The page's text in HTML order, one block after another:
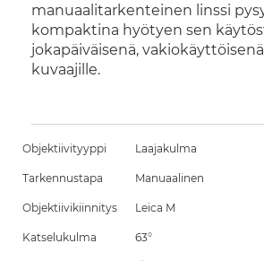
manuaalitarkenteinen linssi
kompaktina hyötyen sen
jokapäiväisenä,
kuvaajille.
Objektiivityyppi Laajakulma
Tarkennustapa Manuaalinen
Objektiivikiinnitys Leica M
Katselukulma 63°